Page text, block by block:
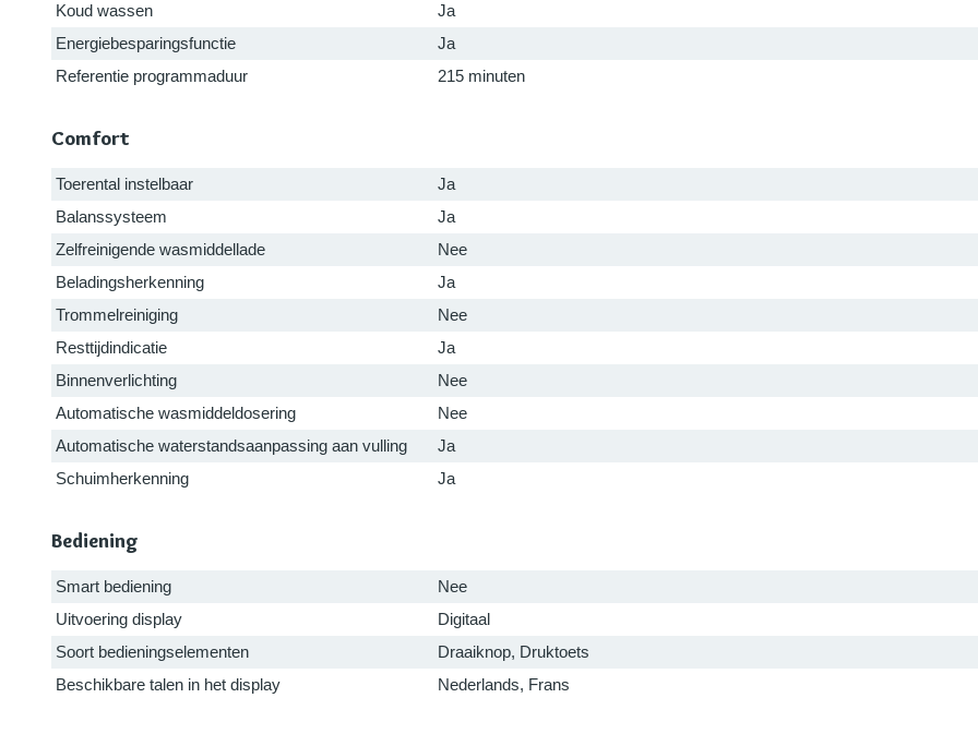
Koud wassen
Ja
Energiebesparingsfunctie
Ja
Referentie programmaduur
215 minuten
Comfort
Toerental instelbaar
Ja
Balanssysteem
Ja
Zelfreinigende wasmiddellade
Nee
Beladingsherkenning
Ja
Trommelreiniging
Nee
Resttijdindicatie
Ja
Binnenverlichting
Nee
Automatische wasmiddeldosering
Nee
Automatische waterstandsaanpassing aan vulling
Ja
Schuimherkenning
Ja
Bediening
Smart bediening
Nee
Uitvoering display
Digitaal
Soort bedieningselementen
Draaiknop, Druktoets
Beschikbare talen in het display
Nederlands, Frans